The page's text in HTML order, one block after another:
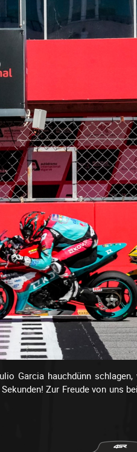
Garcia hauchdünn
Zur Freude von uns